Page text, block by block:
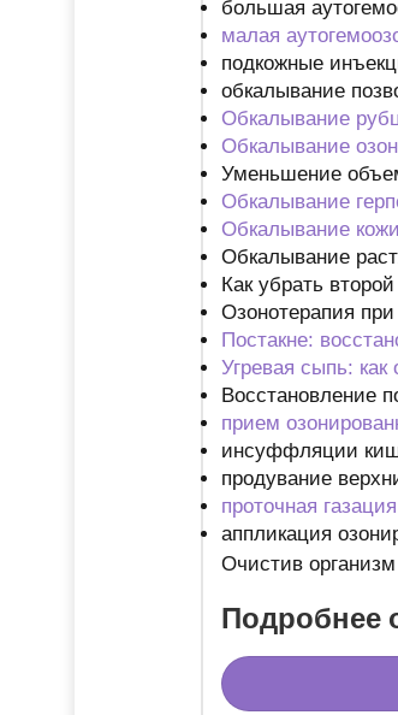
большая
малая
подкожные
обкалывание
Обкалывание
Обкалывание
Уменьшение
Обкалывание
Обкалывание
Обкалывание
Как убрать
Озонотерапия
Постакне:
Угревая сыпь: как
Восстановление
прием
инсуффляции
продувание
проточная
аппликация
Очистив
Подробнее